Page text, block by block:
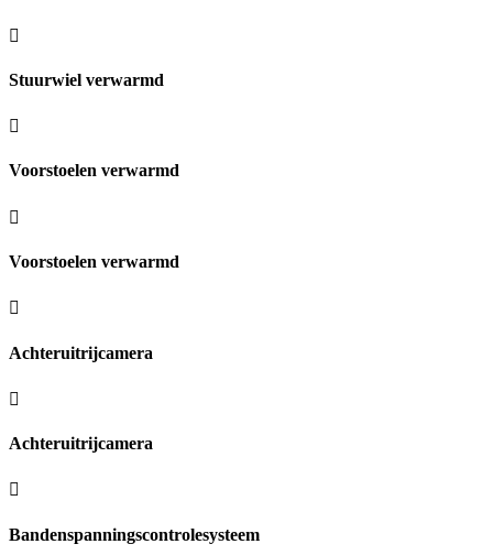
Stuurwiel verwarmd
Voorstoelen verwarmd
Voorstoelen verwarmd
Achteruitrijcamera
Achteruitrijcamera
Bandenspanningscontrolesysteem